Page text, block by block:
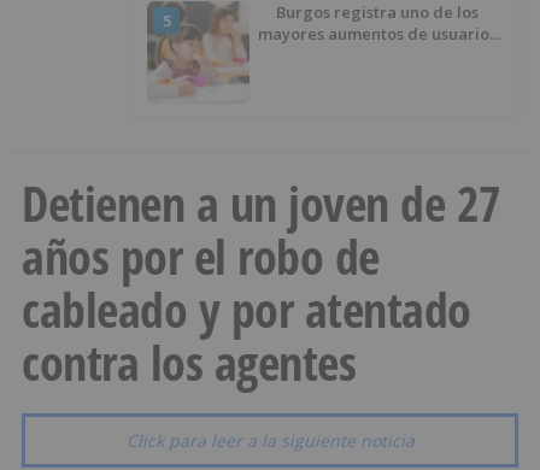
5
Burgos registra uno de los
mayores aumentos de usuarios
Detienen a un joven de 27
años por el robo de
cableado y por atentado
contra los agentes
Click para leer a la siguiente noticia